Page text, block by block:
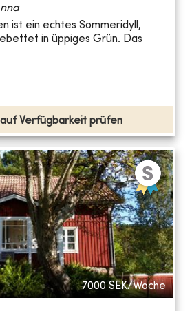
ist ein echtes Sommeridyll,
in üppiges Grün. Das
auf Verfügbarkeit prüfen
7000 SEK/Woche